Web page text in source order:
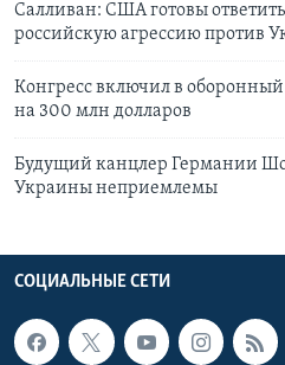
Салливан: США готовы
российскую агрессию против
Конгресс включил в
на 300 млн долларов
Будущий канцлер Германии
Украины неприемлемы
СОЦИАЛЬНЫЕ СЕТИ